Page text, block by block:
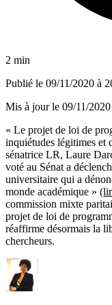
2 min
Publié le 09/11/2020 à
Mis à jour le 09/11/2020
« Le projet de loi de
inquiétudes légitimes et
sénatrice LR, Laure
voté au Sénat a
universitaire qui a
monde académique »
commission mixte
projet de loi de
réaffirme désormais la
chercheurs.